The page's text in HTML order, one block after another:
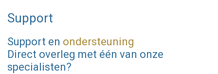
Support
Support en ondersteuning
Direct overleg met één van onze
specialisten?